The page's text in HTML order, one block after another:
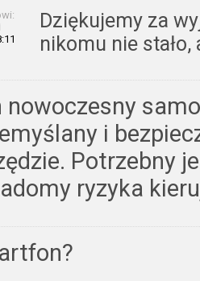
Dziękujemy za
nikomu nie
nowoczesny
i
Potrzebny
ryzyka